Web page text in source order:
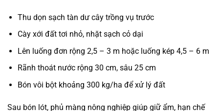
Thu dọn sạch tàn dư cây trồng vụ trước
Cày xới đất tơi nhỏ, nhặt sạch cỏ dại
Lên luống đơn rộng 2,5 – 3 m hoặc luống kép 4,5 – 6 m
Rãnh thoát nước rộng 30 cm, sâu 25 cm
Bón vôi bột khoảng 300 kg/ha để xử lý đất
Sau bón lót, phủ màng nông nghiệp giúp giữ ẩm, hạn chế